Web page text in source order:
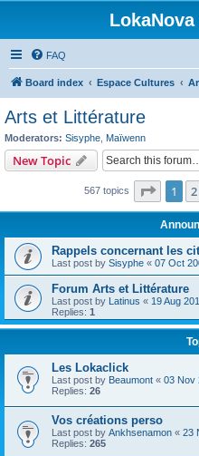
FAQ
Board index Espace Cultures
Arts et Littérature
Moderators: Sisyphe Maïwenn
New Topic
567 topics Page 1
1 2
Rappels concernant les
Last post by Sisyphe « 07 Oct
Forum Arts et Littérature
Last post by Latinus « 19 Aug
Replies: 1
Les Lokaclick
Last post by Beaumont « 03 Nov
Replies: 26
Vos créations perso
Last post by Ankhsenamon « 23
Replies: 265